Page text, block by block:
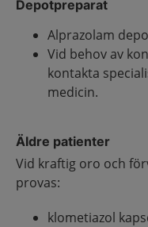
Depotpreparat
Alprazolam
Vid behov av
kontakta
medicin.
Äldre patienter
Vid kraftig oro och
provas:
klometiazol